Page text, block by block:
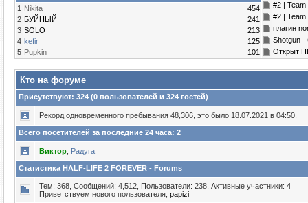
#2 |
#2 | Team
плагин
Shotgun -
Открыт
1 Nikita
454
2 БУЙНЫЙ
241
3 SOLO
213
4 kefir
125
5 Puрkin 101
Кто на форуме
Присутствуют: 324 (0 пользователей и 324 гостей)
Рекорд одновременного пребывания 48,306, это было 18.07.2021 в 04:50.
Всего посетителей за последние 24 часа: 2
Виктор Радуга
Статистика HALF-LIFE 2 FOREVER - Forums
Тем: 368, Сообщений: 4,512, Пользователи: 238, Активные участники: 4
Приветствуем нового пользователя, papizi